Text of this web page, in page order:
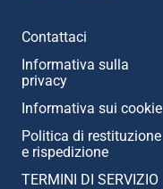
Contattaci
Informativa sulla
privacy
Informativa sui cookie
Politica di restituzione
e rispedizione
TERMINI DI SERVIZIO